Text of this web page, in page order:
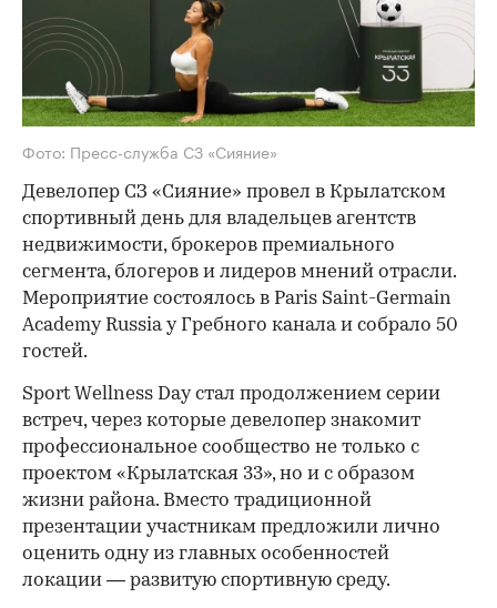
Фото: Пресс-служба СЗ «Сияние»
Девелопер СЗ «Сияние» провел в Крылатском
спортивный день для владельцев агентств
недвижимости, брокеров премиального
сегмента, блогеров и лидеров мнений отрасли.
Мероприятие состоялось в Paris Saint-Germain
Academy Russia у Гребного канала и собрало 50
гостей.
Sport Wellness Day стал продолжением серии
встреч, через которые девелопер знакомит
профессиональное сообщество не только с
проектом «Крылатская 33», но и с образом
жизни района. Вместо традиционной
презентации участникам предложили лично
оценить одну из главных особенностей
локации — развитую спортивную среду.